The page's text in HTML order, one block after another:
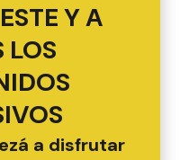
Y A
LOS
a disfrutar